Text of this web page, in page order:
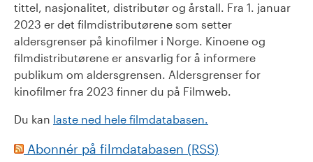
tittel, nasjonalitet, distributør og årstall. Fra 1. januar
2023 er det filmdistributørene som setter
aldersgrenser på kinofilmer i Norge. Kinoene og
filmdistributørene er ansvarlig for å informere
publikum om aldersgrensen. Aldersgrenser for
kinofilmer fra 2023 finner du på Filmweb.
Du kan laste ned hele filmdatabasen.
Abonnér på filmdatabasen (RSS)